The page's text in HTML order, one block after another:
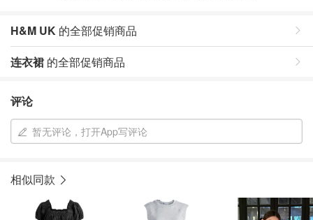
H&M UK 的全部促销商品
连衣裙 的全部促销商品
评论
暂无评论，打开App写评论
相似同款